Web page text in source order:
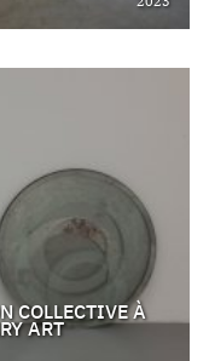
COLLECTIVE À
ART